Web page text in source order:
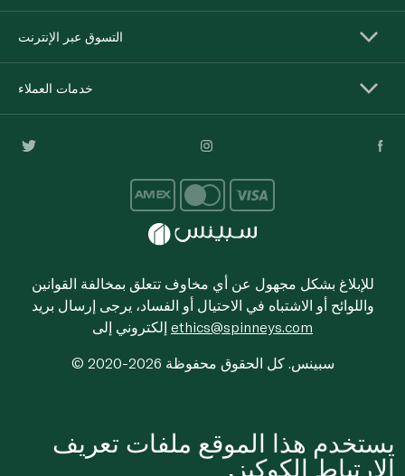
التسوق عبر الإنترنت
خدمات العملاء
للإبلاغ بشكل مجهول عن أي مخاوف تتعلق بمخالفة القوانين
واللوائح أو الاشتباه في الاحتيال أو الفساد، يرجى إرسال بريد
ethics@spinneys.com
© 2020-2026 سبينس. كل الحقوق محفوظة
يستخدم هذا الموقع ملفات تعريف
الارتباط الكوكيز.